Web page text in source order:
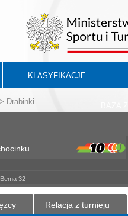
KLASYFIKACJE
> Drabinki
32
Relacja z turnieju